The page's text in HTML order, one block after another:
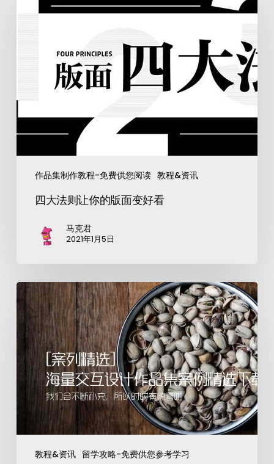
作品集制作教程-免费供您阅读 教程&资讯
四大法则让你的版面变好看
马克君
2021年1月5日
教程&资讯 留学攻略-免费供您参考学习